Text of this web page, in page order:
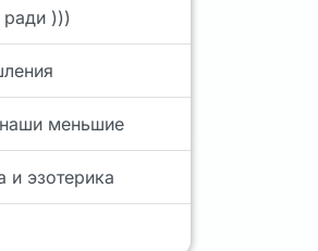
)))
меньшие
и эзотерика